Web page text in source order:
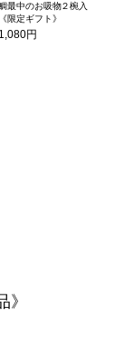
最中のお吸物２椀入
《限定ギフト》
1,080円